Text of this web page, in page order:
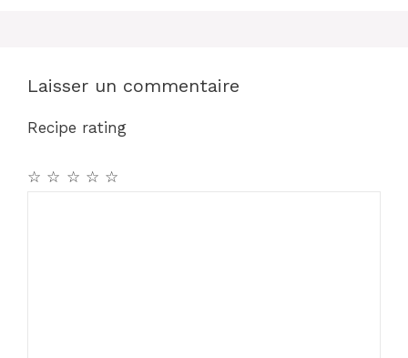
Laisser un commentaire
Recipe rating
☆
☆
☆
☆
☆